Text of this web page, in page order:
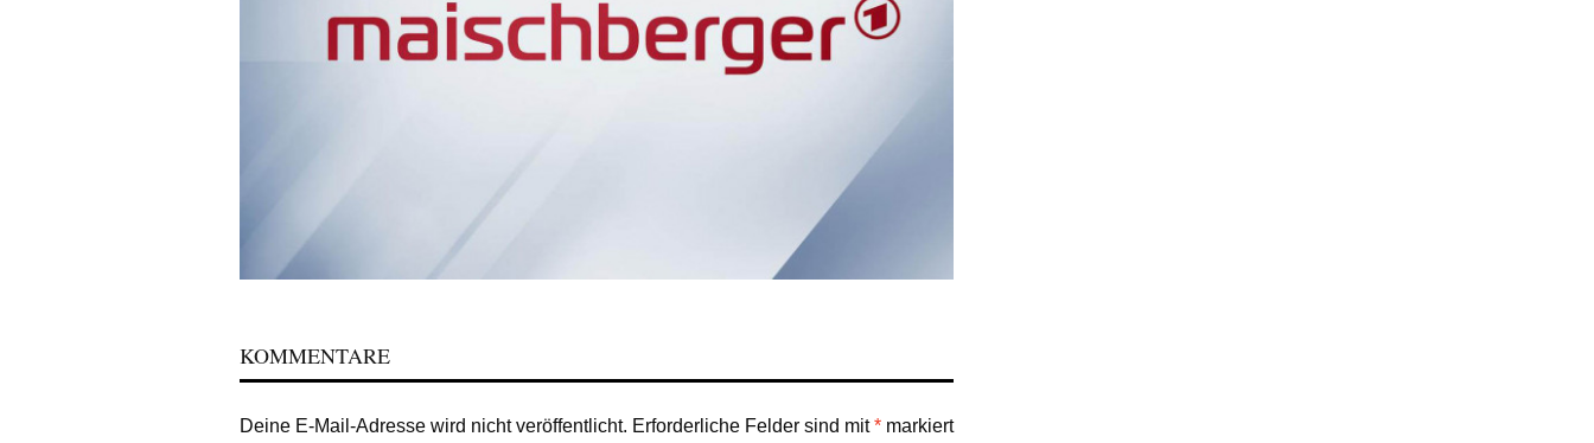
KOMMENTARE
Deine E-Mail-Adresse wird nicht veröffentlicht. Erforderliche Felder sind mit* markiert